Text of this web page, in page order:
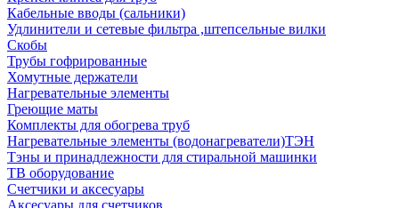
Кабельные вводы (сальники)
Удлинители и сетевые фильтра ,штепсельные вилки
Скобы
Трубы гофрированные
Хомутные держатели
Нагревательные элементы
Греющие маты
Комплекты для обогрева труб
Нагревательные элементы (водонагреватели)ТЭН
Тэны и принадлежности для стиральной машинки
ТВ оборудование
Счетчики и аксесуары
Аксесуары для счетчиков